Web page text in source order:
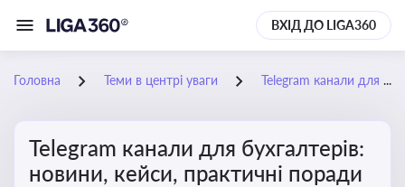
ВХІД ДО LIGA360
Головна Теми в центрі уваги Telegram канали для бухгалтерів: новини, кейси, практичні поради
Telegram канали для бухгалтерів:
новини, кейси, практичні поради